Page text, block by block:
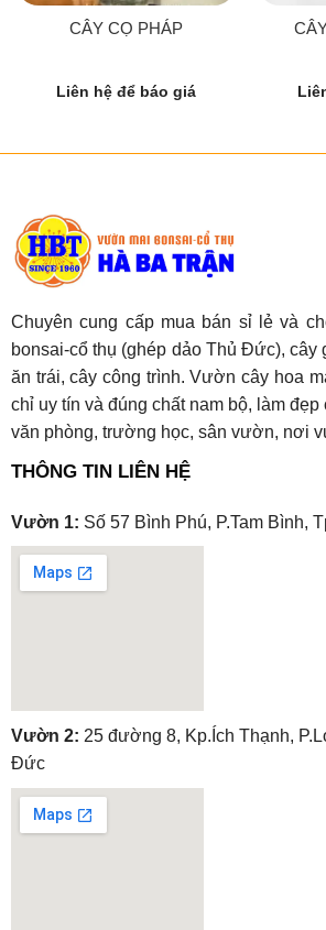
CÂY CỌ PHÁP
Liên hệ để báo giá
Chuyên cung cấp mua bán sỉ lẻ và
bonsai-cổ thụ (ghép dảo Thủ Đức), cây
ăn trái, cây công trình. Vườn cây hoa
chỉ uy tín và đúng chất nam bộ, làm
văn phòng, trường học, sân vườn, nơi
THÔNG TIN LIÊN HỆ
Vườn 1: Số 57 Bình Phú, P.Tam Bình,
embedgooglemap.net
Vườn 2: 25 đường 8, Kp.Ích Thạnh,
Đức